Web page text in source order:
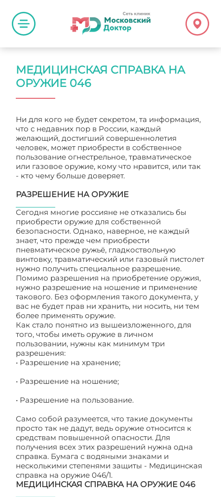
МЕДИЦИНСКАЯ СПРАВКА НА
ОРУЖИЕ 046
Ни для кого не будет секретом, та информация,
что с недавних пор в России, каждый
желающий, достигший совершеннолетия
человек, может приобрести в собственное
пользование огнестрельное, травматическое
или газовое оружие, кому что нравится, или так
- кто чему больше доверяет.
РАЗРЕШЕНИЕ НА ОРУЖИЕ
Сегодня многие россияне не отказались бы
приобрести оружие для собственной
безопасности. Однако, наверное, не каждый
знает, что прежде чем приобрести
пневматическое ружьё, гладкоствольную
винтовку, травматический или газовый пистолет
нужно получить специальное разрешение.
Помимо разрешения на приобретение оружия,
нужно разрешение на ношение и применение
такового. Без оформления такого документа, у
вас не будет прав ни хранить, ни носить, ни тем
более применять оружие.
Как стало понятно из вышеизложенного, для
того, чтобы иметь оружие в личном
пользовании, нужны как минимум три
разрешения:
• Разрешение на хранение;
• Разрешение на ношение;
• Разрешение на пользование.
Само собой разумеется, что такие документы
просто так не дадут, ведь оружие относится к
средствам повышенной опасности. Для
получения всех этих разрешений нужна одна
справка. Бумага с водяными знаками и
несколькими степенями защиты - Медицинская
справка на оружие 046/1.
МЕДИЦИНСКАЯ СПРАВКА НА ОРУЖИЕ 046